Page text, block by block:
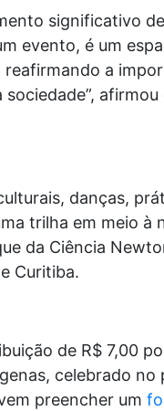
significativo
evento, é um
a
danças,
trilha em meio à
da Ciência
Curitiba.
de R$ 7,00
celebrado
preencher um